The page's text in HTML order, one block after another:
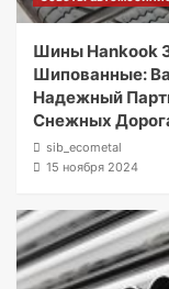
Шины Hankook
Шипованные:
Надежный
Снежных
sib_ecometal
15 ноября 2024